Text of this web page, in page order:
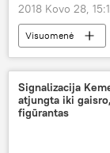
2018 Kovo 28,
Visuomenė
maistas
Signalizacija
atjungta iki
figūrantas